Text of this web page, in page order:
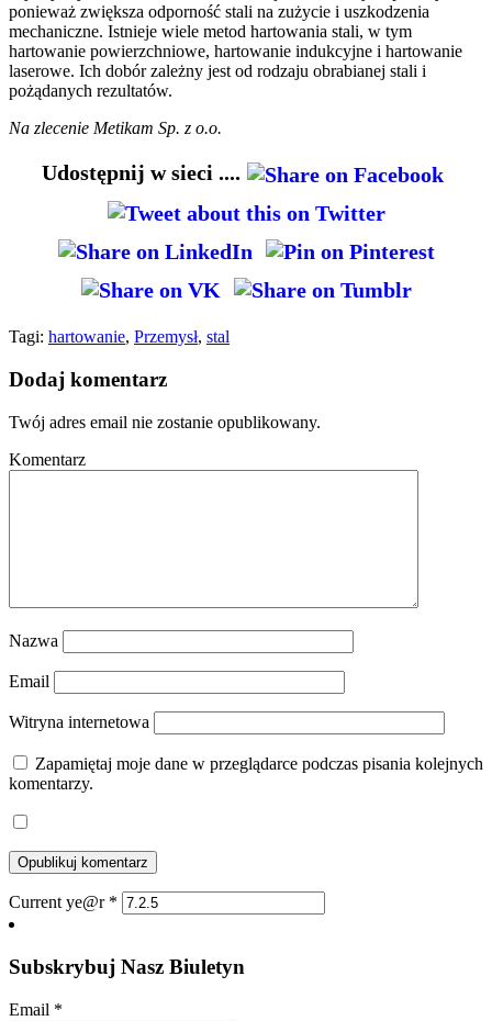
ponieważ zwiększa odporność stali na zużycie i uszkodzenia
mechaniczne. Istnieje wiele metod hartowania stali, w tym
hartowanie powierzchniowe, hartowanie indukcyjne i hartowanie
laserowe. Ich dobór zależny jest od rodzaju obrabianej stali i
pożądanych rezultatów.
Na zlecenie Metikam Sp. z o.o.
Udostępnij w sieci ....
Tagi: hartowanie, Przemysł, stal
Dodaj komentarz
Twój adres email nie zostanie opublikowany.
Komentarz
Nazwa
Email
Witryna internetowa
Zapamiętaj moje dane w przeglądarce podczas pisania kolejnych
komentarzy.
Current ye@r *
Subskrybuj Nasz Biuletyn
Email *